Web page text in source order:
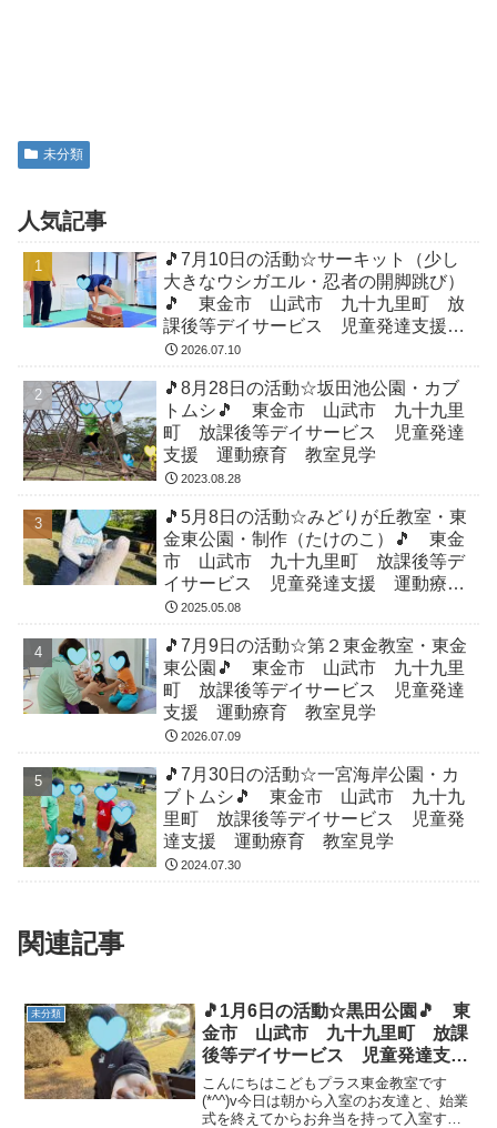
未分類
人気記事
🎵7月10日の活動☆サーキット（少し
大きなウシガエル・忍者の開脚跳び）
🎵 東金市 山武市 九十九里町 放
課後等デイサービス 児童発達支援
運動療育 教室見学
2026.07.10
🎵8月28日の活動☆坂田池公園・カブ
トムシ🎵 東金市 山武市 九十九里
町 放課後等デイサービス 児童発達
支援 運動療育 教室見学
2023.08.28
🎵5月8日の活動☆みどりが丘教室・東
金東公園・制作（たけのこ）🎵 東金
市 山武市 九十九里町 放課後等デ
イサービス 児童発達支援 運動療
育 教室見学
2025.05.08
🎵7月9日の活動☆第２東金教室・東金
東公園🎵 東金市 山武市 九十九里
町 放課後等デイサービス 児童発達
支援 運動療育 教室見学
2026.07.09
🎵7月30日の活動☆一宮海岸公園・カ
ブトムシ🎵 東金市 山武市 九十九
里町 放課後等デイサービス 児童発
達支援 運動療育 教室見学
2024.07.30
関連記事
未分類
🎵1月6日の活動☆黒田公園🎵 東
金市 山武市 九十九里町 放課
後等デイサービス 児童発達支
援 運動療育 教室見学
こんにちはこどもプラス東金教室です
(*^^)v今日は朝から入室のお友達と、始業
式を終えてからお弁当を持って入室する